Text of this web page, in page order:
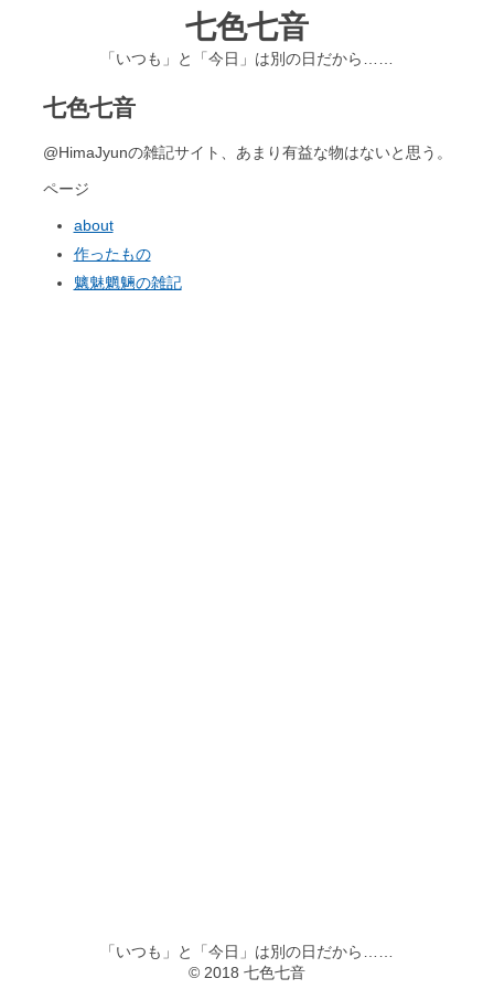
七色七音
「いつも」と「今日」は別の日だから……
七色七音
@HimaJyunの雑記サイト、あまり有益な物はないと思う。
ページ
about
作ったもの
魑魅魍魎の雑記
「いつも」と「今日」は別の日だから……
© 2018 七色七音